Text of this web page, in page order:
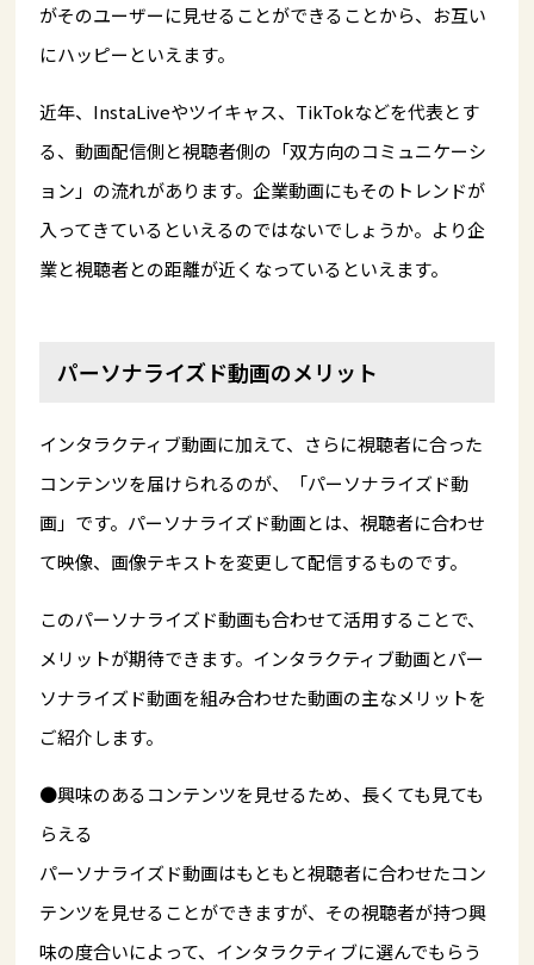
がそのユーザーに見せることができることから、お互い
にハッピーといえます。
近年、InstaLiveやツイキャス、TikTokなどを代表とす
る、動画配信側と視聴者側の「双方向のコミュニケーシ
ョン」の流れがあります。企業動画にもそのトレンドが
入ってきているといえるのではないでしょうか。より企
業と視聴者との距離が近くなっているといえます。
パーソナライズド動画のメリット
インタラクティブ動画に加えて、さらに視聴者に合った
コンテンツを届けられるのが、「パーソナライズド動
画」です。パーソナライズド動画とは、視聴者に合わせ
て映像、画像テキストを変更して配信するものです。
このパーソナライズド動画も合わせて活用することで、
メリットが期待できます。インタラクティブ動画とパー
ソナライズド動画を組み合わせた動画の主なメリットを
ご紹介します。
●興味のあるコンテンツを見せるため、長くても見ても
らえる
パーソナライズド動画はもともと視聴者に合わせたコン
テンツを見せることができますが、その視聴者が持つ興
味の度合いによって、インタラクティブに選んでもらう